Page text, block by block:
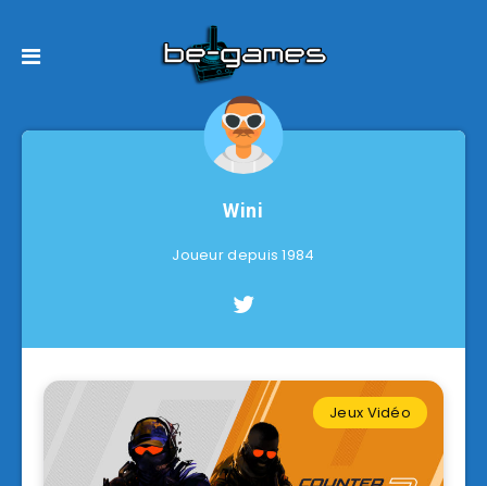
Wini
Joueur depuis 1984
Jeux Vidéo